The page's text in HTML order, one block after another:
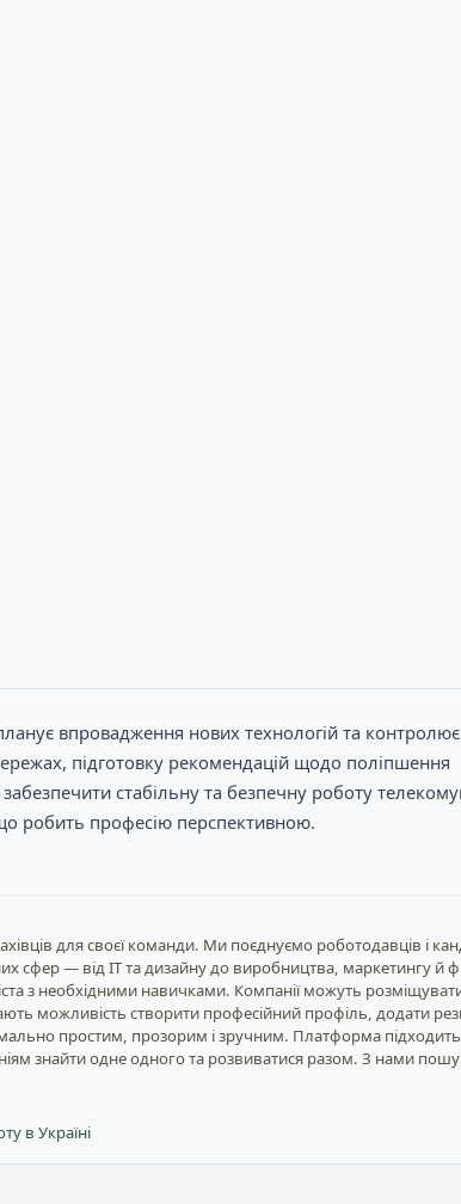
впровадження нових технологій та контролює
підготовку рекомендацій щодо поліпшення
стабільну та безпечну роботу
робить професію перспективною.
для своєї команди. Ми поєднуємо роботодавців і
сфер — від IT та дизайну до виробництва, маркетингу й
з необхідними навичками. Компанії можуть розміщувати
можливість створити професійний профіль, додати
простим, прозорим і зручним. Платформа
знайти одне одного та розвиватися разом. З нами
в Україні